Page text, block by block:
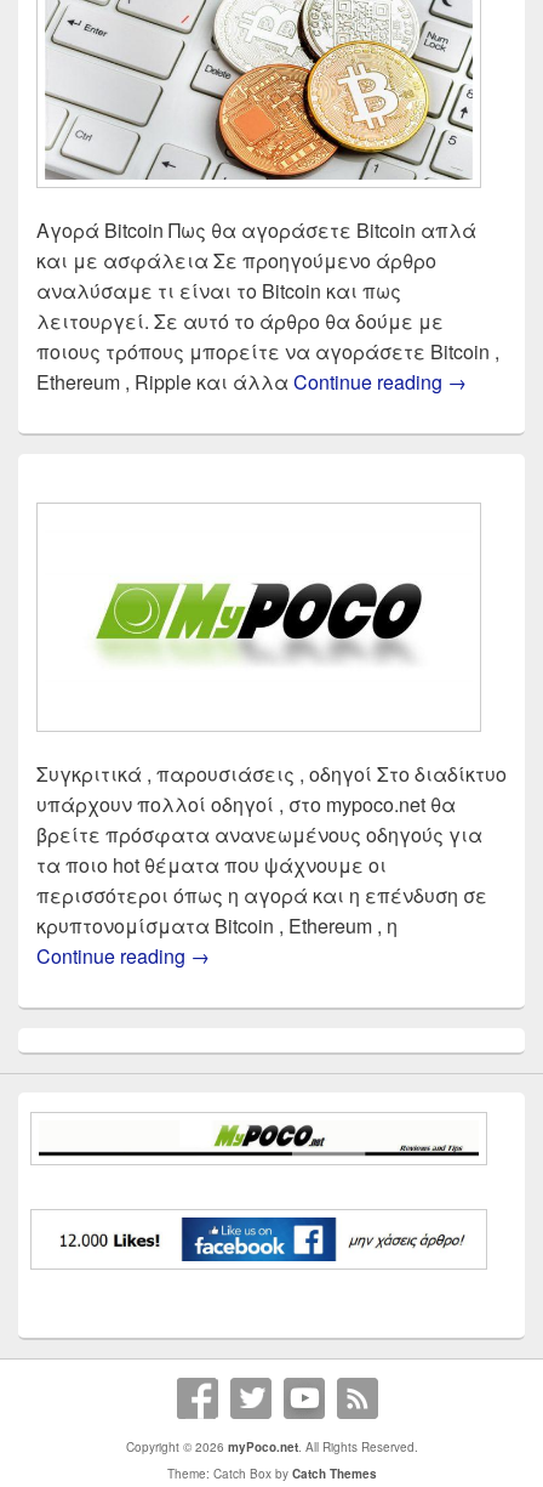
Αγορά Bitcoin Πως θα αγοράσετε Bitcoin απλά
και με ασφάλεια Σε προηγούμενο άρθρο
αναλύσαμε τι είναι το Bitcoin και πως
λειτουργεί. Σε αυτό το άρθρο θα δούμε με
ποιους τρόπους μπορείτε να αγοράσετε Bitcoin ,
Ethereum , Ripple και άλλα Continue reading Τα
→
Συγκριτικά , παρουσιάσεις , οδηγοί Στο διαδίκτυο
υπάρχουν πολλοί οδηγοί , στο mypoco.net θα
βρείτε πρόσφατα ανανεωμένους οδηγούς για
τα ποιο hot θέματα που ψάχνουμε οι
περισσότεροι όπως η αγορά και η επένδυση σε
κρυπτονομίσματα Bitcoin , Ethereum , η
Continue reading →
Sidebar
Widget
Copyright © 2026 myPoco.net. All Rights Reserved.
Theme: Catch Box by Catch Themes